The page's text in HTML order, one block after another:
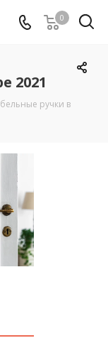
0
2021
ручки в